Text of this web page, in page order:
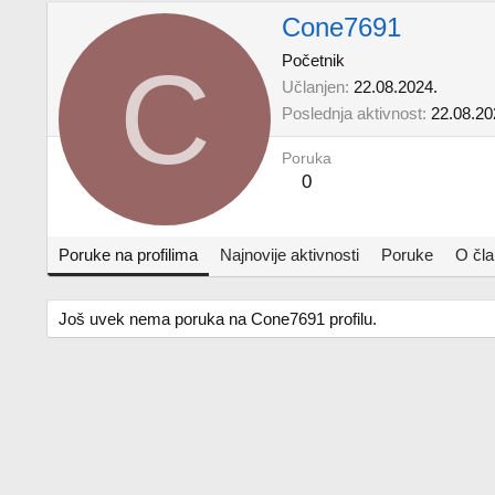
C
Cone7691
Početnik
Učlanjen 22.08.2024.
Poslednja aktivnost
Poruka
0
Poruke na profilima Najnovije aktivnosti Poruke O
Još uvek nema poruka na Cone7691 profilu.